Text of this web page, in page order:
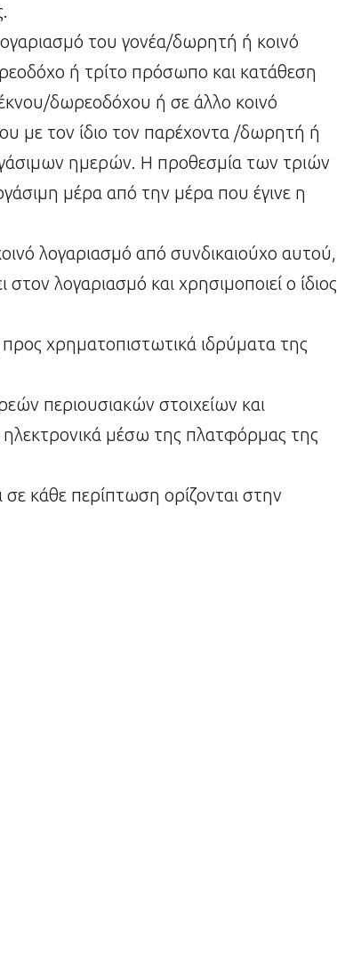
του γονέα/δωρητή ή κοινό
ή τρίτο πρόσωπο και κατάθεση
δωρεοδόχου ή σε άλλο κοινό
με τον ίδιο τον παρέχοντα /δωρητή ή
ημερών. Η προθεσμία των τριών
μέρα από την μέρα που έγινε η
λογαριασμό από συνδικαιούχο αυτού,
λογαριασμό και χρησιμοποιεί ο ίδιος
χρηματοπιστωτικά ιδρύματα της
περιουσιακών στοιχείων και
μέσω της πλατφόρμας της
σε κάθε περίπτωση ορίζονται στην